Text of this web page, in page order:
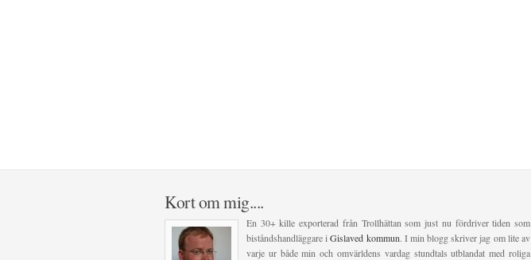
Kort om mig....
En 30+ kille exporterad från Trollhättan som just nu fördriver tiden som
biståndshandläggare iGislaved kommun. I min blogg skriver jag om lite av
varje ur både min och omvärldens vardag stundtals utblandat med roliga